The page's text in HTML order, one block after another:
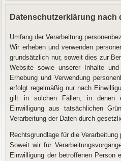
Datenschutzerklärung nach
Umfang der Verarbeitung
Wir erheben und verwenden
grundsätzlich nur, soweit dies zur
Website sowie unserer Inhalte
Erhebung und Verwendung
erfolgt regelmäßig nur nach
gilt in solchen Fällen, in denen
Einwilligung aus tatsächlichen
Verarbeitung der Daten durch
Rechtsgrundlage für die
Soweit wir für
Einwilligung der betroffenen